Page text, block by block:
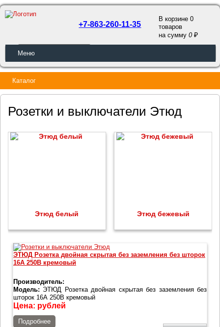
ОБРАТНЫЙ ЗВОНОК
+7-863-260-11-35
В корзине 0
товаров
на сумму0
Меню
Каталог
Розетки и выключатели Этюд
Этюд белый Этюд бежевый
ЭТЮД Розетка двойная скрытая без заземления без шторок
16А 250B кремовый
Производитель:
Модель: ЭТЮД Розетка двойная скрытая без заземления без
шторок 16А 250B кремовый
Цена: рублей
Подробнее